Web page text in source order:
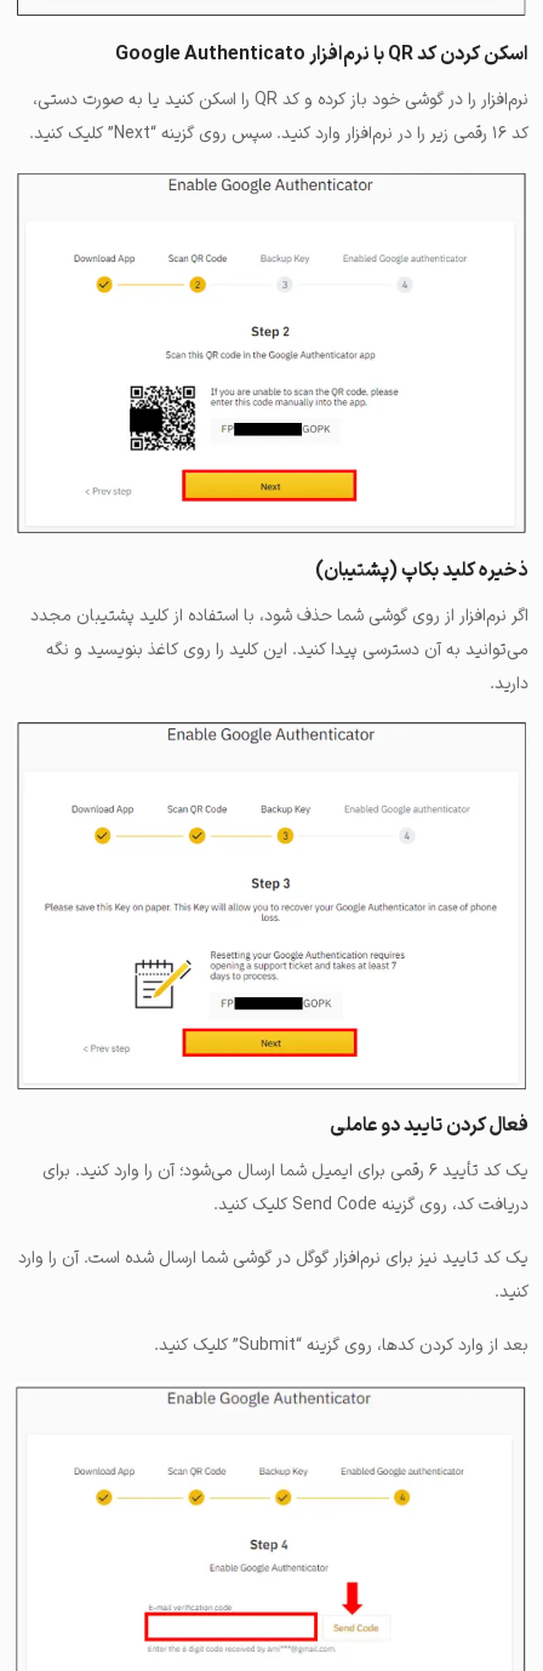
اسکن کردن کد QR با نرم‌افزار Google Authenticato
نرم‌افزار را در گوشی خود باز کرده و کد QR را اسکن کنید یا به صورت دستی،
کد ۱۶ رقمی زیر را در نرم‌افزار وارد کنید. سپس روی گزینه “Next” کلیک کنید.
ذخیره کلید بکاپ (پشتیبان)
اگر نرم‌افزار از روی گوشی شما حذف شود، با استفاده از کلید پشتیبان مجدد
می‌توانید به آن دسترسی پیدا کنید. این کلید را روی کاغذ بنویسید و نگه
دارید.
فعال کردن تایید دو عاملی
یک کد تأیید ۶ رقمی برای ایمیل شما ارسال می‌شود؛ آن را وارد کنید. برای
دریافت کد، روی گزینه Send Code کلیک کنید.
یک کد تایید نیز برای نرم‌افزار گوگل در گوشی شما ارسال شده است. آن را وارد
کنید.
بعد از وارد کردن کدها، روی گزینه “Submit” کلیک کنید.